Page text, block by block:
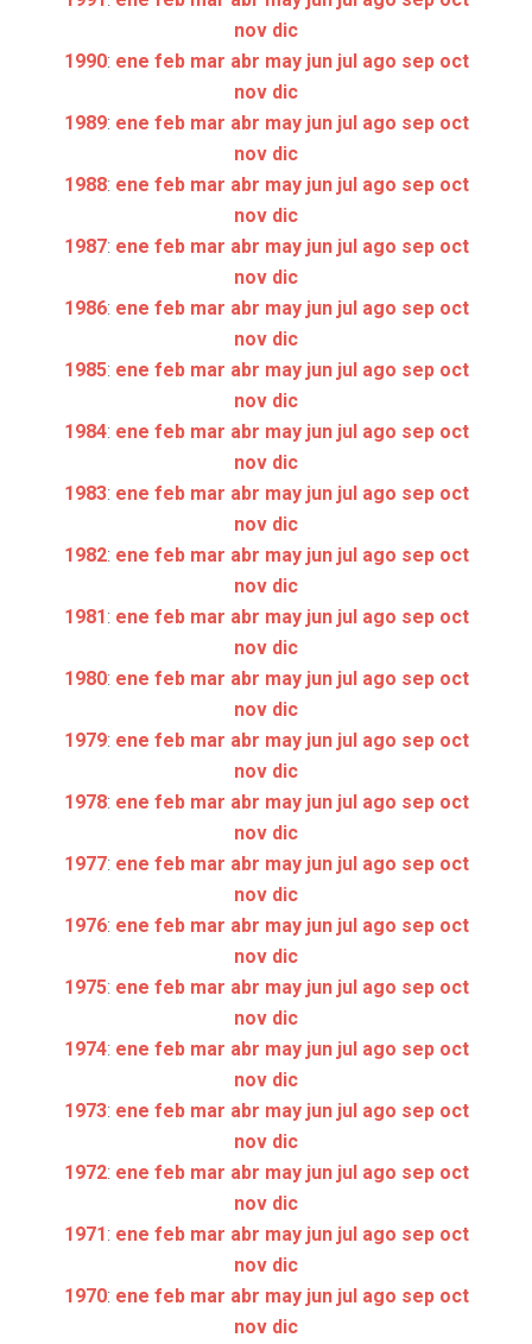
nov dic
1990: ene feb mar abr may jun jul ago sep oct
nov dic
1989: ene feb mar abr may jun jul ago sep oct
nov dic
1988: ene feb mar abr may jun jul ago sep oct
nov dic
1987: ene feb mar abr may jun jul ago sep oct
nov dic
1986: ene feb mar abr may jun jul ago sep oct
nov dic
1985: ene feb mar abr may jun jul ago sep oct
nov dic
1984: ene feb mar abr may jun jul ago sep oct
nov dic
1983: ene feb mar abr may jun jul ago sep oct
nov dic
1982: ene feb mar abr may jun jul ago sep oct
nov dic
1981: ene feb mar abr may jun jul ago sep oct
nov dic
1980: ene feb mar abr may jun jul ago sep oct
nov dic
1979: ene feb mar abr may jun jul ago sep oct
nov dic
1978: ene feb mar abr may jun jul ago sep oct
nov dic
1977: ene feb mar abr may jun jul ago sep oct
nov dic
1976: ene feb mar abr may jun jul ago sep oct
nov dic
1975: ene feb mar abr may jun jul ago sep oct
nov dic
1974: ene feb mar abr may jun jul ago sep oct
nov dic
1973: ene feb mar abr may jun jul ago sep oct
nov dic
1972: ene feb mar abr may jun jul ago sep oct
nov dic
1971: ene feb mar abr may jun jul ago sep oct
nov dic
1970: ene feb mar abr may jun jul ago sep oct
nov dic